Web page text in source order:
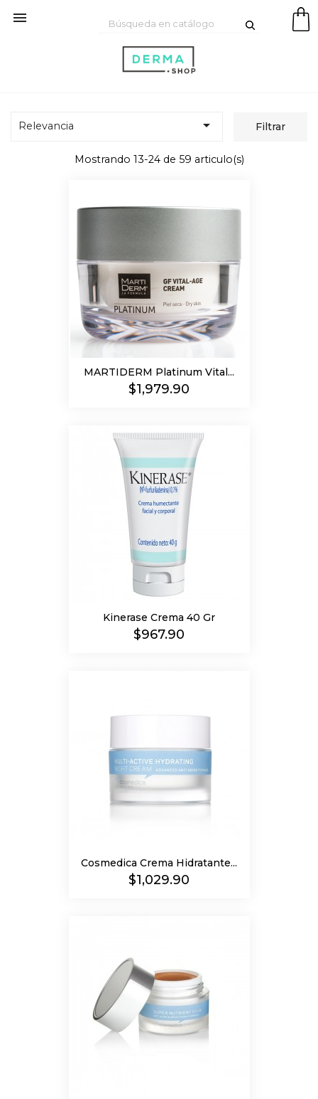

Relevancia  Filtrar
Mostrando 13-24 de 59 articulo(s)
MARTIDERM Platinum Vital...
Precio
$1,979.90
Kinerase Crema 40 Gr
Precio
$967.90
Cosmedica Crema Hidratante...
Precio
$1,029.90